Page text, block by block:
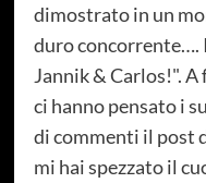
dimostrato in un
duro concorrente….
Jannik & Carlos!".
ci hanno pensato i
di commenti il post
mi hai spezzato il